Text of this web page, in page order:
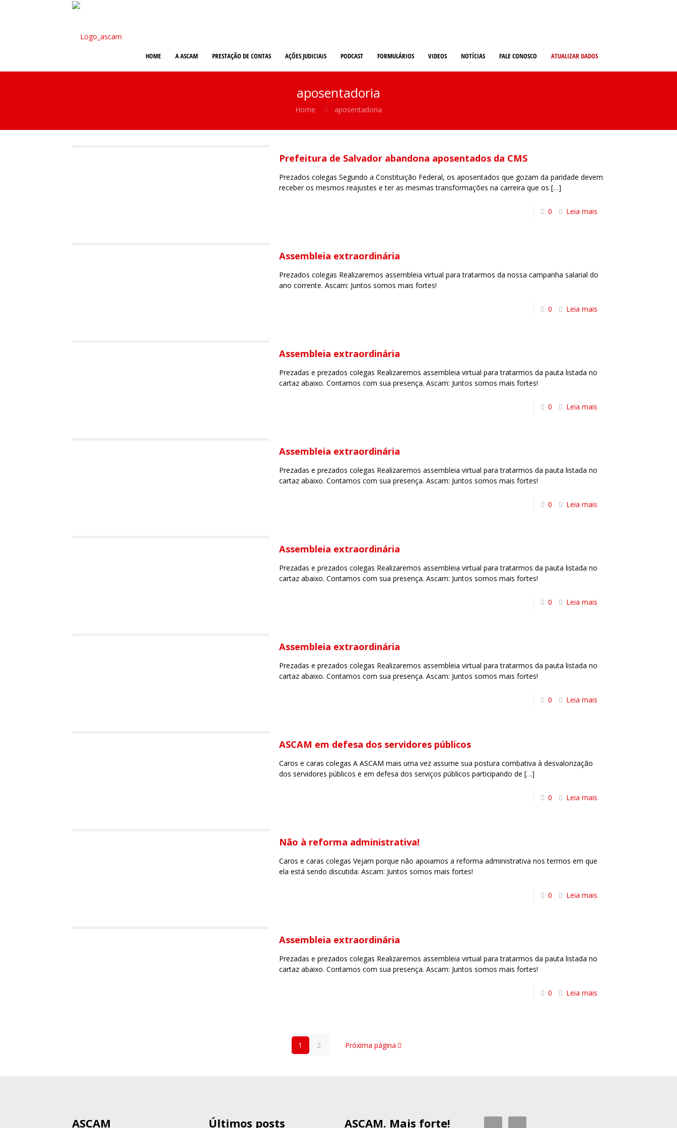
HOME A ASCAM PRESTAÇÃO DE CONTAS AÇÕES JUDICIAIS PODCAST FORMULÁRIOS VIDEOS NOTÍCIAS FALE CONOSCO ATUALIZAR DADOS
aposentadoria
Home aposentadoria
Prefeitura de Salvador abandona aposentados da CMS
Prezados colegas Segundo a Constituição Federal, os aposentados que gozam da paridade devem
receber os mesmos reajustes e ter as mesmas transformações na carreira que os […]
0 Leia mais
Assembleia extraordinária
Prezados colegas Realizaremos assembleia virtual para tratarmos da nossa campanha salarial do
ano corrente. Ascam: Juntos somos mais fortes!
0 Leia mais
Assembleia extraordinária
Prezadas e prezados colegas Realizaremos assembleia virtual para tratarmos da pauta listada no
cartaz abaixo. Contamos com sua presença. Ascam: Juntos somos mais fortes!
0 Leia mais
Assembleia extraordinária
Prezadas e prezados colegas Realizaremos assembleia virtual para tratarmos da pauta listada no
cartaz abaixo. Contamos com sua presença. Ascam: Juntos somos mais fortes!
0 Leia mais
Assembleia extraordinária
Prezadas e prezados colegas Realizaremos assembleia virtual para tratarmos da pauta listada no
cartaz abaixo. Contamos com sua presença. Ascam: Juntos somos mais fortes!
0 Leia mais
Assembleia extraordinária
Prezadas e prezados colegas Realizaremos assembleia virtual para tratarmos da pauta listada no
cartaz abaixo. Contamos com sua presença. Ascam: Juntos somos mais fortes!
0 Leia mais
ASCAM em defesa dos servidores públicos
Caros e caras colegas A ASCAM mais uma vez assume sua postura combativa à desvalorização
dos servidores públicos e em defesa dos serviços públicos participando de […]
0 Leia mais
Não à reforma administrativa!
Caros e caras colegas Vejam porque não apoiamos a reforma administrativa nos termos em que
ela está sendo discutida: Ascam: Juntos somos mais fortes!
0 Leia mais
Assembleia extraordinária
Prezadas e prezados colegas Realizaremos assembleia virtual para tratarmos da pauta listada no
cartaz abaixo. Contamos com sua presença. Ascam: Juntos somos mais fortes!
0 Leia mais
1 2 Próxima página
ASCAM Últimos posts ASCAM. Mais forte!